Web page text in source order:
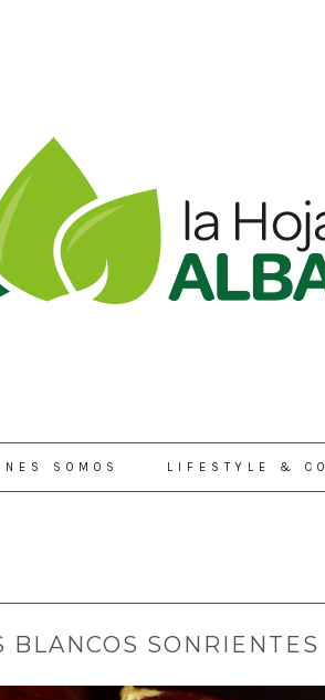
SOMOS LIFESTYLE & CO
BLANCOS SONRIENTES